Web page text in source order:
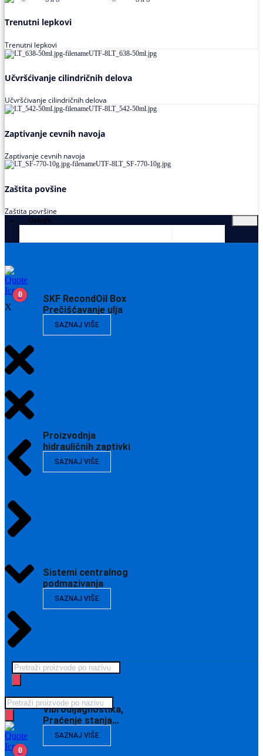
Trenutni lepkovi
Trenutni lepkovi
Učvršćivanje cilindričnih delova
Učvršćivanje cilindričnih delova
Zaptivanje cevnih navoja
Zaptivanje cevnih navoja
Zaštita povšine
Zaštita površine
Usluge
SKF RecondOil Box
Prečišćavanje ulja
SAZNAJ VIŠE
Proizvodnja
hidrauličnih zaptivki
SAZNAJ VIŠE
Sistemi centralnog
podmazivanja
SAZNAJ VIŠE
Vibrodijagnostika,
Praćenje stanja…
SAZNAJ VIŠE
0
X
Products
search
Products
search
0